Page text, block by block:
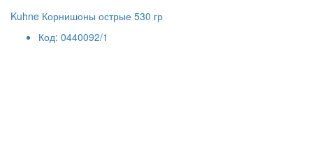
Kuhne Корнишоны острые 530 гр
Код: 0440092/1